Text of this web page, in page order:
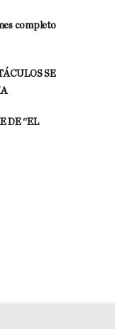
completo
SE
DE “EL